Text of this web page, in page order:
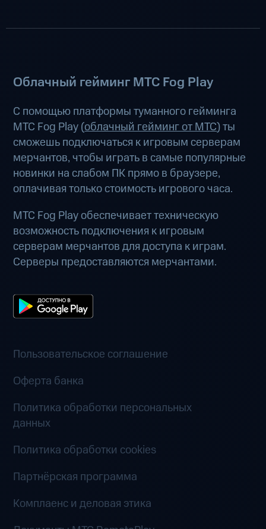
Облачный гейминг МТС Fog Play
С помощью платформы туманного гейминга
МТС Fog Play (облачный гейминг от МТС) ты
сможешь подключаться к игровым серверам
мерчантов, чтобы играть в самые популярные
новинки на слабом ПК прямо в браузере,
оплачивая только стоимость игрового часа.
МТС Fog Play обеспечивает техническую
возможность подключения к игровым
серверам мерчантов для доступа к играм.
Серверы предоставляются мерчантами.
Пользовательское соглашение
Оферта банка
Политика обработки персональных
данных
Политика обработки cookies
Партнёрская программа
Комплаенс и деловая этика